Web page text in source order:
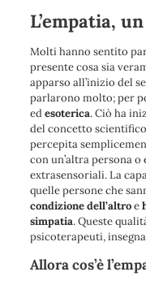
L’empatia,
Molti hanno sentito
presente cosa sia
apparso all’inizio del
parlarono molto; per
edesoterica. Ciò ha
del concetto
percepita
con un’altra persona o
extrasensoriali. La
quelle persone che
condizione dell’altroe
simpatia. Queste
psicoterapeuti,
Allora cos’è